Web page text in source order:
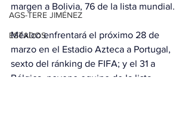
AGS-TERE JIMÉNEZ
ESTADOS
margen a Bolivia, 76 de la lista mundial.
México enfrentará el próximo 28 de
marzo en el Estadio Azteca a Portugal,
sexto del ránking de FIFA; y el 31 a
Bélgica, noveno equipo de la lista